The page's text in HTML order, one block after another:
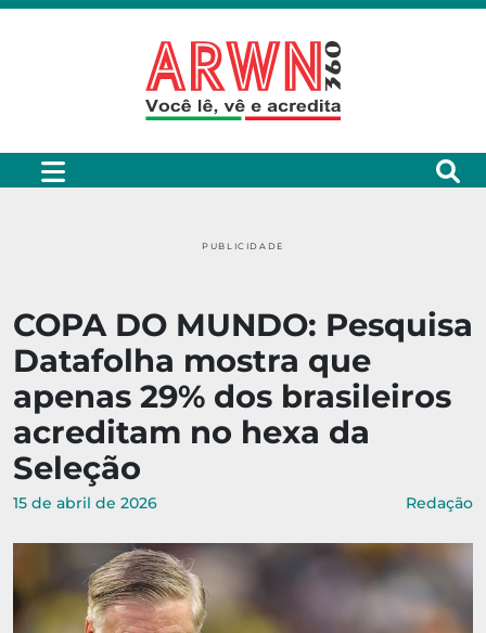
PUBLICIDADE
COPA DO MUNDO: Pesquisa
Datafolha mostra que
apenas 29% dos brasileiros
acreditam no hexa da
Seleção
15 de abril de 2026 Redação